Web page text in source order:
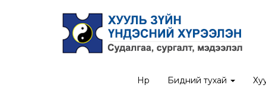
Нүүр Бидний тухай
Үйл ажиллагааны статистик